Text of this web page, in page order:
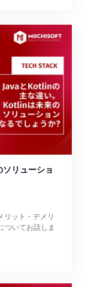
リューショ
リット・デメリ
ついてお話しま